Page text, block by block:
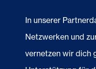
In unserer
Netzwerken und
vernetzen wir dich